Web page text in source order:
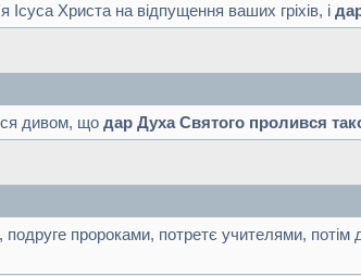
Христа на відпущення ваших гріхів, і
дивом, що дар Духа Святого пролився
пророками, потретє учителями, потім